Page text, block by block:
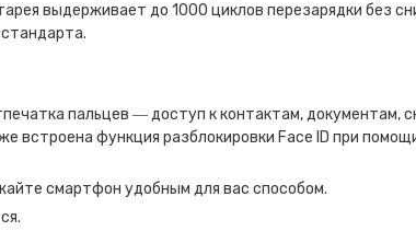
выдерживает до 1000 циклов перезарядки без
пальцев ― доступ к контактам, документам,
встроена функция разблокировки Face ID при
смартфон удобным для вас способом.